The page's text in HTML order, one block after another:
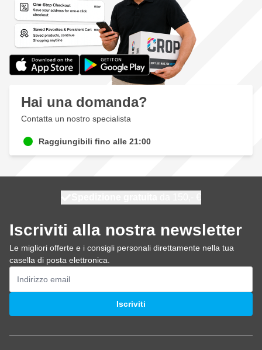
Hai una domanda?
Contatta un nostro specialista
Raggiungibili fino alle 21:00
Iscriviti alla nostra newsletter
Le migliori offerte e i consigli personali direttamente nella tua
casella di posta elettronica.
Indirizzo email
Iscriviti